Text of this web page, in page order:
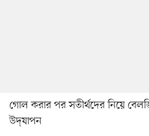
গোল করার পর সতীর্থদের নিয়ে
উদ্‌যাপন